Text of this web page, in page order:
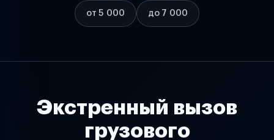
от 5 000 до 7 000
Экстренный вызов
грузового